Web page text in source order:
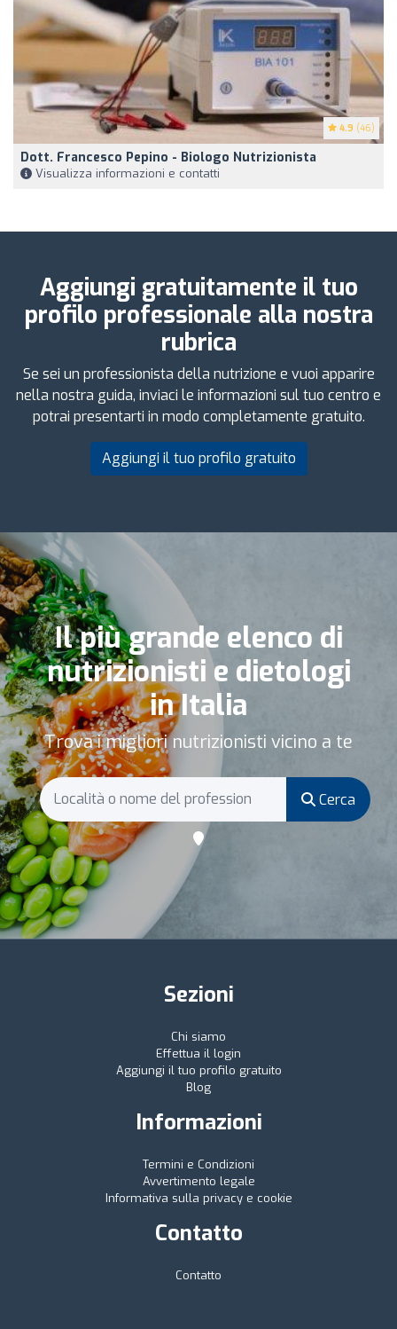
4.9 (46)
Dott. Francesco Pepino - Biologo Nutrizionista
Visualizza informazioni e contatti
Aggiungi gratuitamente il tuo
profilo professionale alla nostra
rubrica
Se sei un professionista della nutrizione e vuoi apparire
nella nostra guida, inviaci le informazioni sul tuo centro e
potrai presentarti in modo completamente gratuito.
Aggiungi il tuo profilo gratuito
Il più grande elenco di
nutrizionisti e dietologi
in Italia
Trova i migliori nutrizionisti vicino a te
Cerca
Sezioni
Chi siamo
Effettua il login
Aggiungi il tuo profilo gratuito
Blog
Informazioni
Termini e Condizioni
Avvertimento legale
Informativa sulla privacy e cookie
Contatto
Contatto